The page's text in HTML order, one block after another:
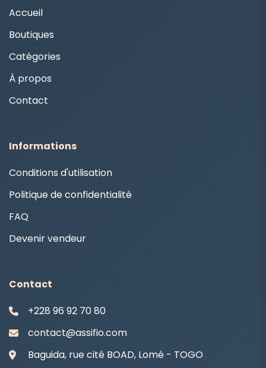
Accueil
Boutiques
Catégories
À propos
Contact
Informations
Conditions d'utilisation
Politique de confidentialité
FAQ
Devenir vendeur
Contact
+228 96 92 70 80
contact@assifio.com
Baguida, rue cité BOAD, Lomé - TOGO